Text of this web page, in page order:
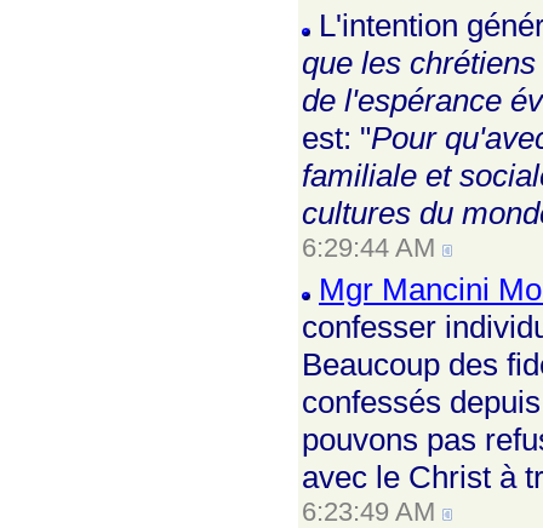
L'intention
que les
de l'espérance
est: "Pour
familiale et
cultures du
6:29:44 AM
Mgr Mancini
confesser
Beaucoup des
confessés
pouvons pas
avec le Christ à
6:23:49 AM